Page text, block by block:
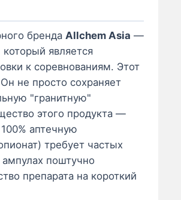
бренда Allchem Asia —
является
к соревнованиям. Этот
не просто сохраняет
"гранитную"
этого продукта —
аптечную
требует частых
поштучно
препарата на короткий